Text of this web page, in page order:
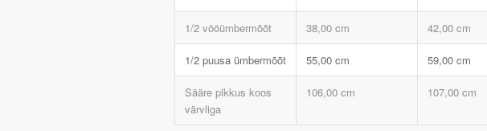
1/2 vööümbermõõt 38,00 cm 42,00 cm
1/2 puusa ümbermõõt 55,00 cm 59,00 cm
Sääre pikkus koos
värvliga
106,00 cm 107,00 cm